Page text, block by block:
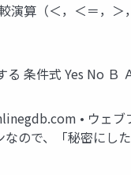
演算（＜，＜＝，
条件式 Yes No Ｂ
• ウェブ
ので、「秘密にし